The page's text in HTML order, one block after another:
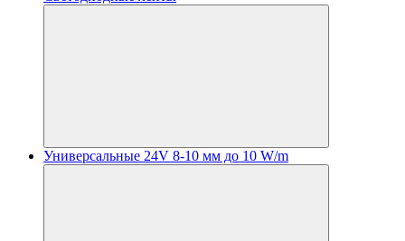
Универсальные 24V 8-10 мм до 10 W/m